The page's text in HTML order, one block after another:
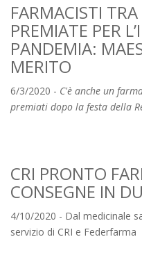
FARMACISTI
PREMIATE PER
PANDEMIA:
MERITO
6/3/2020 - C'è anche un
premiati dopo la festa della
CRI PRONTO
CONSEGNE IN
4/10/2020 - Dal medicinale
servizio di CRI e Federfarma